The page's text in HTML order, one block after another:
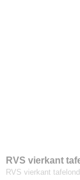
RVS vierkant
RVS vierkant